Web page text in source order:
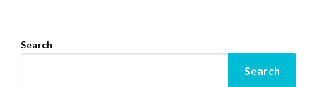
Search
Search